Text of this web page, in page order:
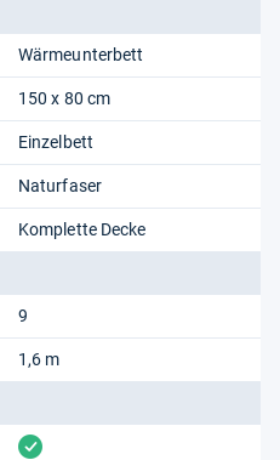
Wärmeunterbett
150 x 80 cm
Einzelbett
Naturfaser
Komplette Decke
9
1,6 m
vorhanden